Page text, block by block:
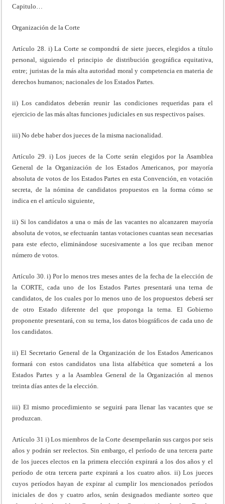
Capitulo…
Organización de la Corte
Artículo 28. i) La Corte se compondrá de siete jueces, elegidos a título
personal, siguiendo el principio de distribución geográfica equitativa,
entre; juristas de la más alta autoridad moral y competencia en materia de
derechos humanos; nacionales de los Estados Partes.
ii) Los candidatos deberán reunir las condiciones requeridas para el
ejercicio de las más altas funciones judiciales en sus respectivos países.
iii) No debe haber dos jueces de la misma nacionalidad.
Artículo 29. i) Los jueces de la Corte serán elegidos por la Asamblea
General de la Organización de los Estados Americanos, por mayoría
absoluta de votos de los Estados Partes en esta Convención, en votación
secreta, de la nómina de candidatos propuestos en la forma cómo se
indica en el artículo siguiente,
ii) Si los candidatos a una o más de las vacantes no alcanzaren mayoría
absoluta de votos, se efectuarán tantas votaciones cuantas sean necesarias
para este efecto, eliminándose sucesivamente a los que reciban menor
número de votos.
Artículo 30. i) Por lo menos tres meses antes de la fecha de la elección de
la CORTE, cada uno de los Estados Partes presentará una terna de
candidatos, de los cuales por lo menos uno de los propuestos deberá ser
de otro Estado diferente del que proponga la terna. El Gobierno
proponente presentará, con su terna, los datos biográficos de cada uno de
los candidatos.
ii) El Secretario General de la Organización de los Estados Americanos
formará con estos candidatos una lista alfabética que someterá a los
Estados Partes y a la Asamblea General de la Organización al menos
treinta días antes de la elección.
iii) El mismo procedimiento se seguirá para llenar las vacantes que se
produzcan.
Artículo 31 i) Los miembros de la Corte desempeñarán sus cargos por seis
años y podrán ser reelectos. Sin embargo, el período de una tercera parte
de los jueces electos en la primera elección expirará a los dos años y el
período de otra tercera parte expirará a los cuatro años. ii) Los jueces
cuyos períodos hayan de expirar al cumplir los mencionados períodos
iniciales de dos y cuatro arlos, serán designados mediante sorteo que